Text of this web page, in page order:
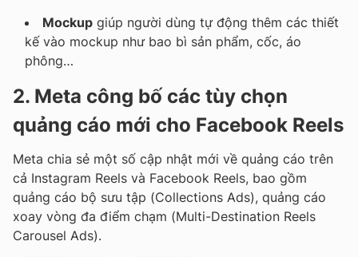
Mockup giúp người dùng tự động thêm các thiết
kế vào mockup như bao bì sản phẩm, cốc, áo
phông…
2. Meta công bố các tùy chọn
quảng cáo mới cho Facebook Reels
Meta chia sẻ một số cập nhật mới về quảng cáo trên
cả Instagram Reels và Facebook Reels, bao gồm
quảng cáo bộ sưu tập (Collections Ads), quảng cáo
xoay vòng đa điểm chạm (Multi-Destination Reels
Carousel Ads).